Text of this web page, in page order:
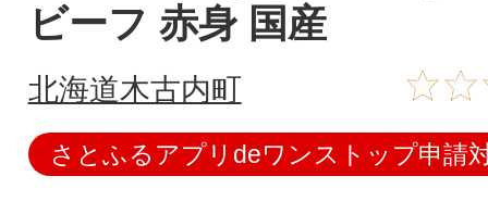
ビーフ 赤身 国産
北海道木古内町
さとふるアプリdeワンストップ申請